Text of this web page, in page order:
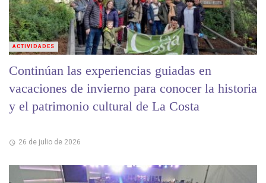
Continúan las experiencias guiadas en
vacaciones de invierno para conocer la historia
y el patrimonio cultural de La Costa
26 de julio de 2026
ACTIVIDADES